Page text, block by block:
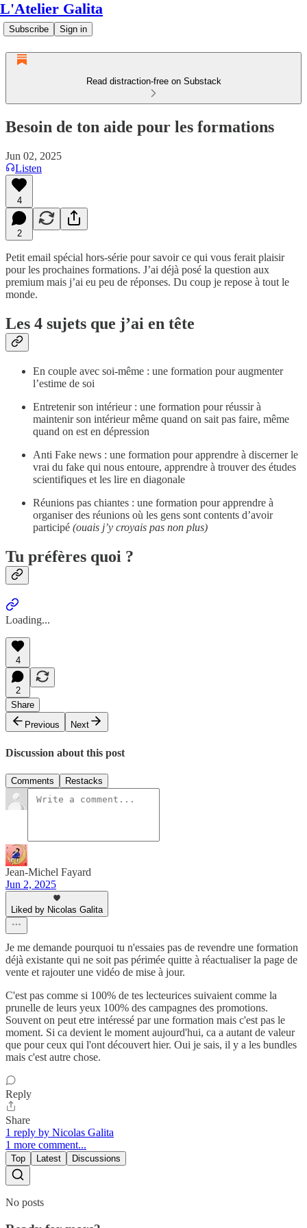
L'Atelier Galita
Subscribe Sign in
Read distraction-free on Substack
Besoin de ton aide pour les formations
Jun 02, 2025
Listen
4
2
Petit email spécial hors-série pour savoir ce qui vous ferait plaisir
pour les prochaines formations. J’ai déjà posé la question aux
premium mais j’ai eu peu de réponses. Du coup je repose à tout le
monde.
Les 4 sujets que j’ai en tête
En couple avec soi-même : une formation pour augmenter
l’estime de soi
Entretenir son intérieur : une formation pour réussir à
maintenir son intérieur même quand on sait pas faire, même
quand on est en dépression
Anti Fake news : une formation pour apprendre à discerner le
vrai du fake qui nous entoure, apprendre à trouver des études
scientifiques et les lire en diagonale
Réunions pas chiantes : une formation pour apprendre à
organiser des réunions où les gens sont contents d’avoir
participé (ouais j’y croyais pas non plus)
Tu préfères quoi ?
Loading...
4
2
Share
Previous
Next
Discussion about this post
Comments Restacks
Jean-Michel Fayard
Jun 2, 2025
Liked by Nicolas Galita
Je me demande pourquoi tu n'essaies pas de revendre une formation
déjà existante qui ne soit pas périmée quitte à réactualiser la page de
vente et rajouter une vidéo de mise à jour.
C'est pas comme si 100% de tes lecteurices suivaient comme la
prunelle de leurs yeux 100% des campagnes des promotions.
Souvent on peut etre intéressé par une formation mais c'est pas le
moment. Si ca devient le moment aujourd'hui, ca a autant de valeur
que pour ceux qui l'ont découvert hier. Oui je sais, il y a les bundles
mais c'est autre chose.
Reply
Share
1 reply by Nicolas Galita
1 more comment...
Top Latest Discussions
No posts